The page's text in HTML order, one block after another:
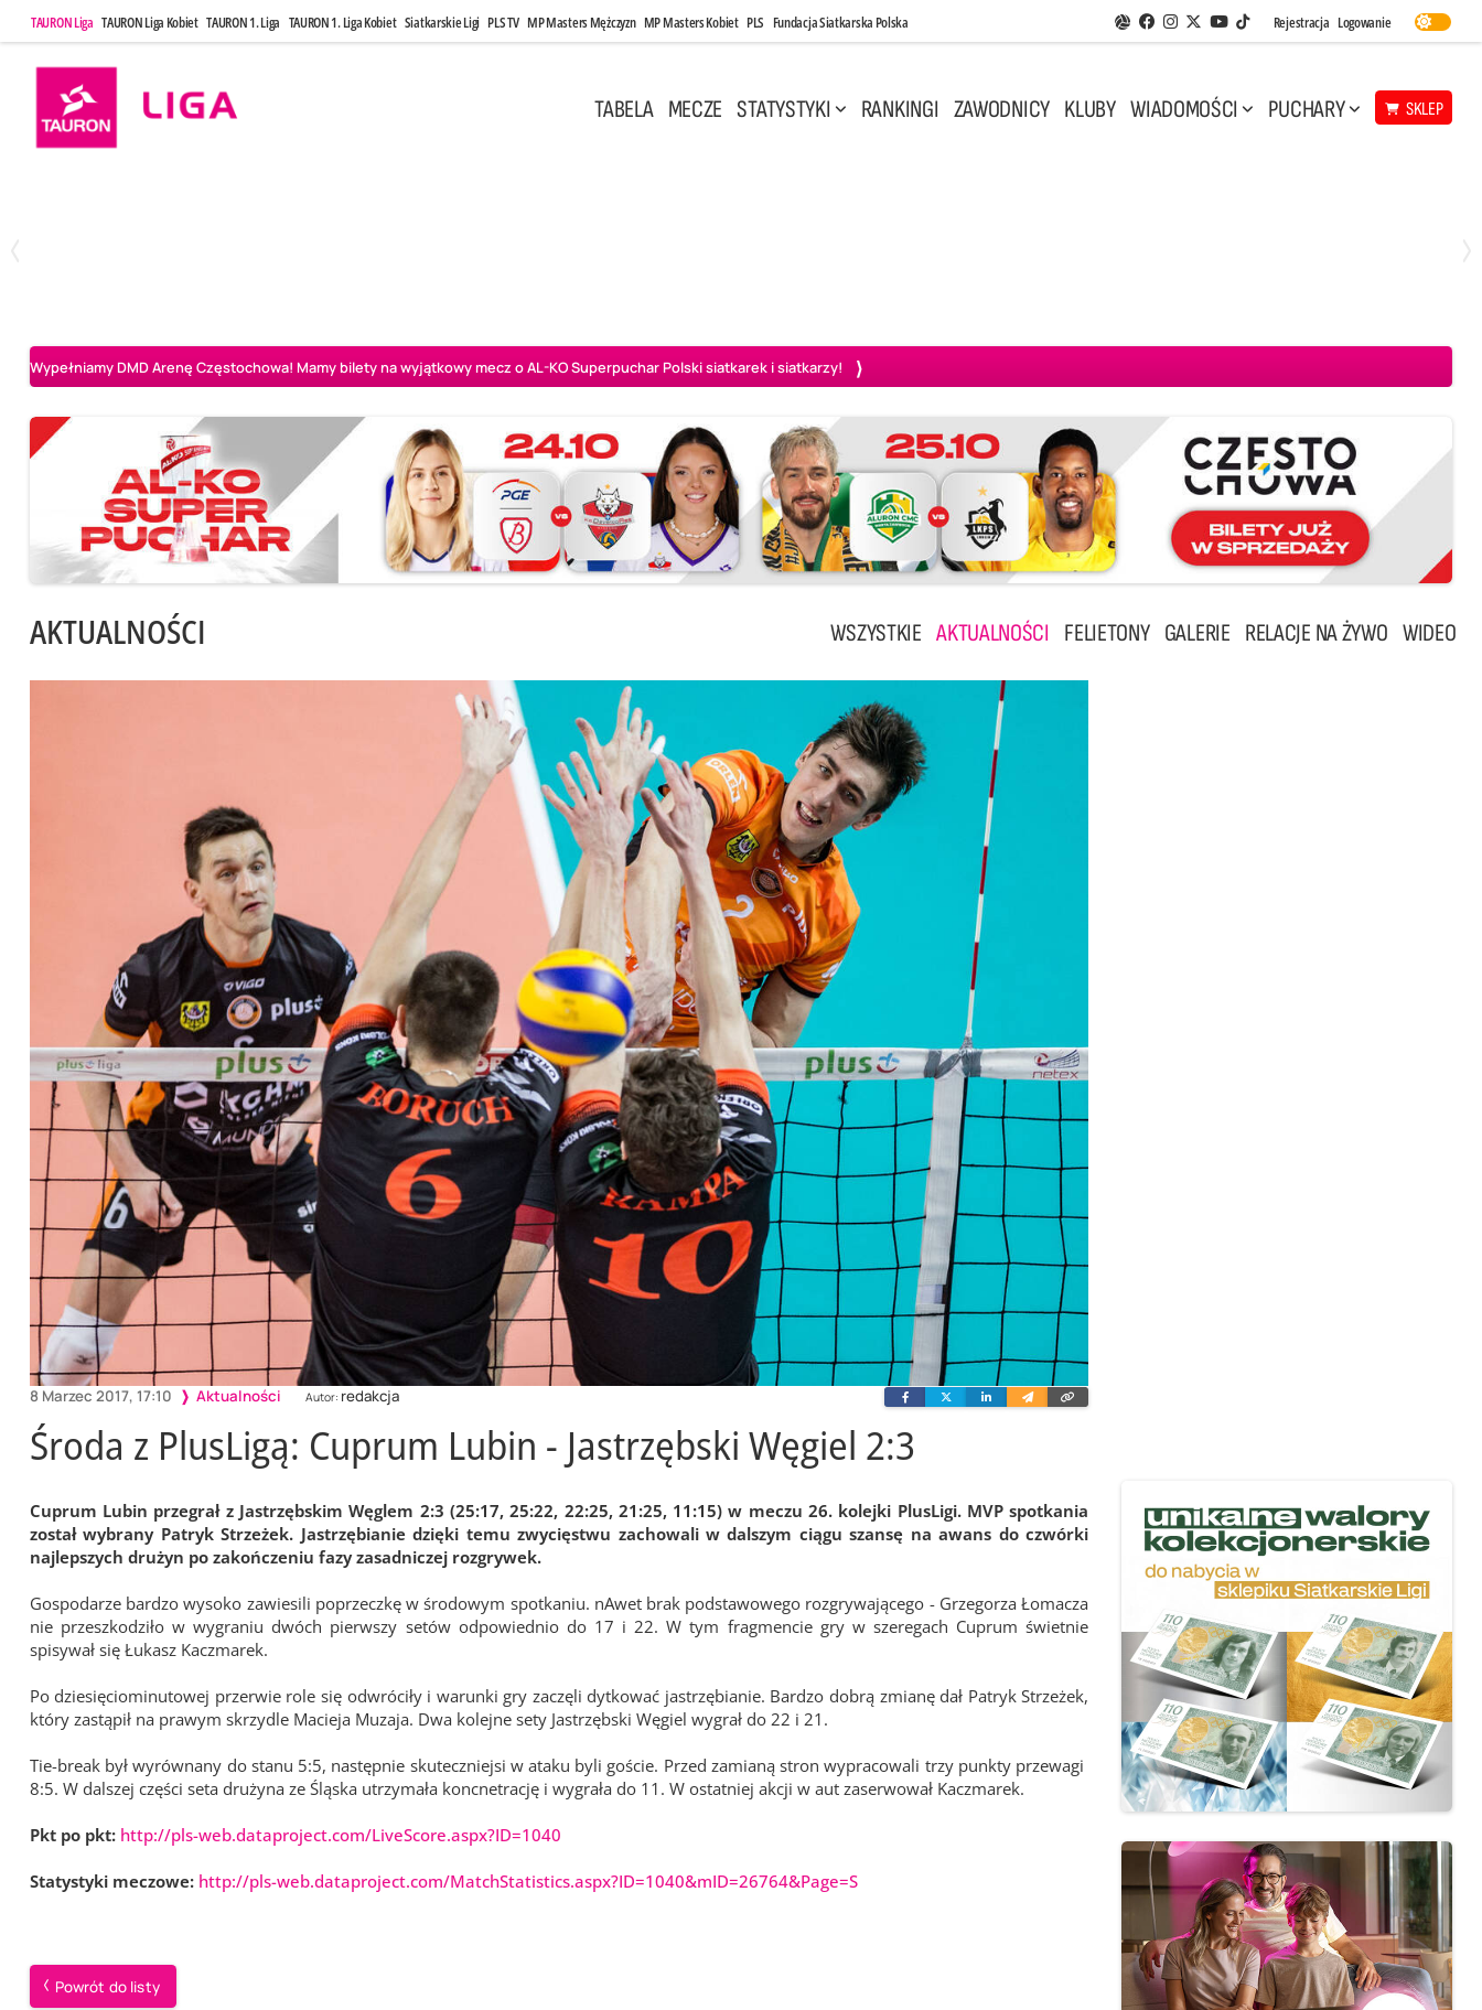
TAURON Liga TAURON Liga Kobiet TAURON 1. Liga TAURON 1. Liga Kobiet Siatkarskie Ligi PLS TV MP Masters Mężczyzn MP Masters Kobiet PLS Fundacja Siatkarska Polska Aplikacja Siatkarskie Ligi
Facebook
Instagram
Twitter
Youtube
TikTok
Rejestracja Logowanie
TABELA MECZE STATYSTYKI RANKINGI ZAWODNICY KLUBY WIADOMOŚCI PUCHARY SKLEP
Wypełniamy DMD Arenę Częstochowa! Mamy bilety na wyjątkowy mecz o AL-KO Superpuchar Polski siatkarek i siatkarzy!
AKTUALNOŚCI WSZYSTKIE AKTUALNOŚCI FELIETONY GALERIE RELACJE NA ŻYWO WIDEO
8 Marzec 2017, 17:10 Aktualności Autor: redakcja FacebookTwitterLinkedinWyślij
e-
link
Środa z PlusLigą: Cuprum Lubin - Jastrzębski Węgiel 2:3
Cuprum Lubin przegrał z Jastrzębskim Węglem 2:3 (25:17, 25:22, 22:25, 21:25, 11:15) w meczu 26. kolejki PlusLigi. MVP spotkania
został wybrany Patryk Strzeżek. Jastrzębianie dzięki temu zwycięstwu zachowali w dalszym ciągu szansę na awans do czwórki
najlepszych drużyn po zakończeniu fazy zasadniczej rozgrywek.
Gospodarze bardzo wysoko zawiesili poprzeczkę w środowym spotkaniu. nAwet brak podstawowego rozgrywającego - Grzegorza Łomacza
nie przeszkodziło w wygraniu dwóch pierwszy setów odpowiednio do 17 i 22. W tym fragmencie gry w szeregach Cuprum świetnie
spisywał się Łukasz Kaczmarek.
Po dziesięciominutowej przerwie role się odwróciły i warunki gry zaczęli dytkować jastrzębianie. Bardzo dobrą zmianę dał Patryk Strzeżek,
który zastąpił na prawym skrzydle Macieja Muzaja. Dwa kolejne sety Jastrzębski Węgiel wygrał do 22 i 21.
Tie-break był wyrównany do stanu 5:5, następnie skuteczniejsi w ataku byli goście. Przed zamianą stron wypracowali trzy punkty przewagi
8:5. W dalszej części seta drużyna ze Śląska utrzymała koncnetrację i wygrała do 11. W ostatniej akcji w aut zaserwował Kaczmarek.
Pkt po pkt: http://pls-web.dataproject.com/LiveScore.aspx?ID=1040
Statystyki meczowe: http://pls-web.dataproject.com/MatchStatistics.aspx?ID=1040&mID=26764&Page=S
Powrót do listy